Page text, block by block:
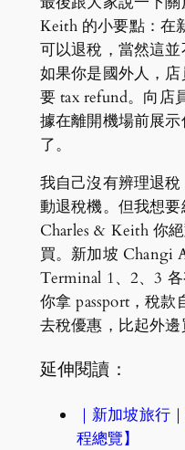
Keith 的小要點：在
可以退稅，當然這
如果你是國外人，
要 tax refund。向店
據在離開機場前展
了。
我自己沒有辨理退
動退稅機。但我想要
Charles & Keith 你
買。新加坡 Changi
Terminal 1、2、3
你拿 passport，稅
去稅優惠，比起外邊
延伸閱讀：
｜新加坡旅行
程總覽】